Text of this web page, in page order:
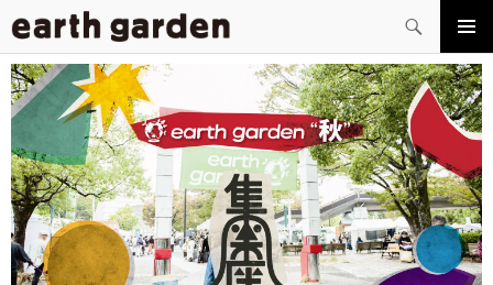
索
メイン
メニュ
ー
コ
ン
テ
ン
へ
ス
キ
ッ
プ